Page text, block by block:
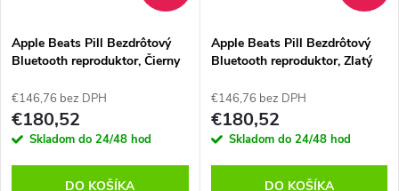
e
p
r
s
p
r
o
Apple Beats Pill Bezdrôtový
Bluetooth reproduktor, Čierny
€146,76 bez DPH
€180,52
Skladom do 24/48 hod
DO KOŠÍKA
Apple Beats Pill Bezdrôtový
Bluetooth reproduktor, Zlatý
€146,76 bez DPH
€180,52
Skladom do 24/48 hod
DO KOŠÍKA